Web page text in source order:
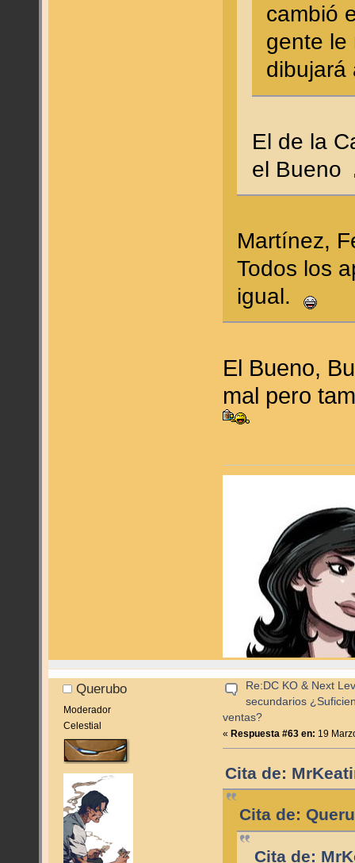
cambió
gente le
dibujará
El de la
el Bueno
Martínez,
Todos los
igual.
El Bueno,
mal pero
Querubo
Moderador
Celestial
Re:DC KO & Next
secundarios
ventas?
«Respuesta #63 en: 19
Cita de:
Cita de:
Cita de: